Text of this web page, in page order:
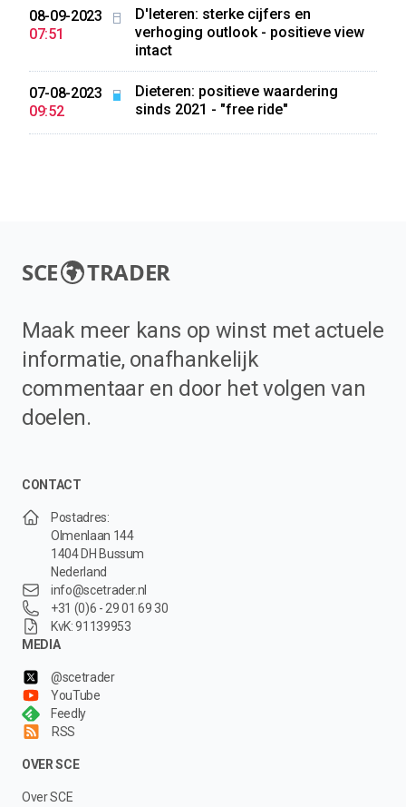
08-09-2023
07:51
D'Ieteren: sterke cijfers en
verhoging outlook - positieve view
intact
07-08-2023
09:52
Dieteren: positieve waardering
sinds 2021 - "free ride"
SCE TRADER
Maak meer kans op winst met actuele
informatie, onafhankelijk
commentaar en door het volgen van
doelen.
CONTACT
Postadres:
Olmenlaan 144
1404 DH Bussum
Nederland
info@scetrader.nl
+31 (0)6 - 29 01 69 30
KvK: 91139953
MEDIA
@scetrader
YouTube
Feedly
RSS
OVER SCE
Over SCE